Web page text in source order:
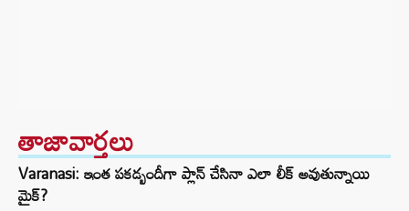
తాజావార్తలు
Varanasi: ఇంత పకడ్బందీగా ప్లాన్ చేసినా ఎలా లీక్ అవుతున్నాయి
మైక్?